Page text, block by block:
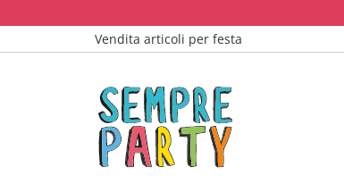
Vendita articoli per festa